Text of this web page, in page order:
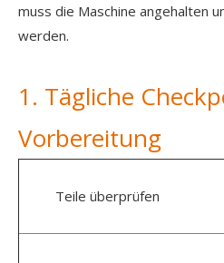
muss die Maschine angehalten
werden.
1. Tägliche
Vorbereitung
Teile überprüfen